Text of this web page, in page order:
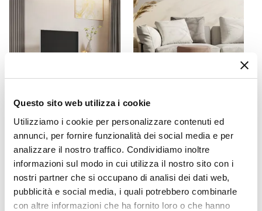
Questo sito web utilizza i cookie
Utilizziamo i cookie per personalizzare contenuti ed
annunci, per fornire funzionalità dei social media e per
analizzare il nostro traffico. Condividiamo inoltre
informazioni sul modo in cui utilizza il nostro sito con i
nostri partner che si occupano di analisi dei dati web,
pubblicità e social media, i quali potrebbero combinarle
con altre informazioni che ha fornito loro o che hanno
Cappuccino
Effetto
Effetto trapuntato
No
CODICE:JE-T4B
Mobile porta tv 180x55h cm
bianco con 2 ante e 2
cassetti - Jules
€ 145,00
CODICE:DV-PCT
Pouf rotondo 35x42h cm in
velluto a coste tortora e
base oro - Divo
€ 29,00